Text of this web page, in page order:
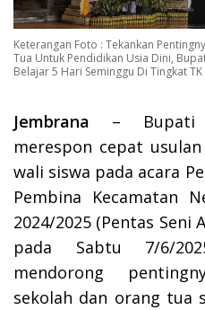
Keterangan Foto : Tekankan
Tua Untuk Pendidikan Usia Dini,
Belajar 5 Hari Seminggu Di Tingkat TK
Jembrana – Bupati
merespon cepat
wali siswa pada acara
Pembina Kecamatan
2024/2025 (Pentas Seni
pada Sabtu 7/6/
mendorong
sekolah dan orang tua